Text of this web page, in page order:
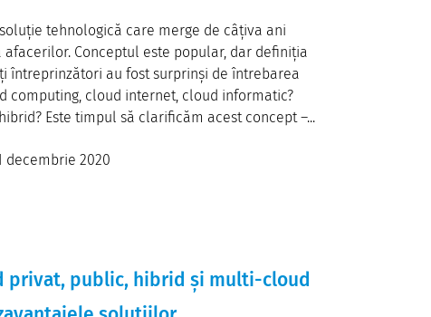
tehnologică care merge de câțiva ani
Conceptul este popular, dar definiția
întreprinzători au fost surprinși de întrebarea
computing, cloud internet, cloud informatic?
Este timpul să clarificăm acest concept –...
decembrie 2020
privat, public, hibrid și multi-cloud